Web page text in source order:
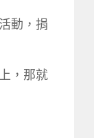
動，捐
，那就